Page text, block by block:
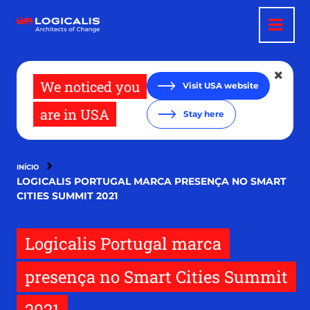
para
We noticed you
are in USA
Visit USA website
Stay here
INÍCIO
LOGICALIS PORTUGAL MARCA PRESENÇA NO SMART
CITIES SUMMIT 2021
Logicalis Portugal marca
presença no Smart Cities Summit